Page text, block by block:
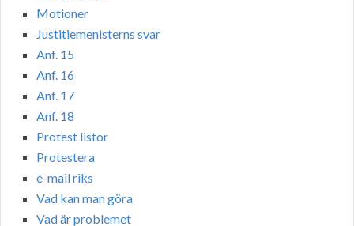
Motioner
Justitiemenisterns svar
Anf. 15
Anf. 16
Anf. 17
Anf. 18
Protest listor
Protestera
e-mail riks
Vad kan man göra
Vad är problemet